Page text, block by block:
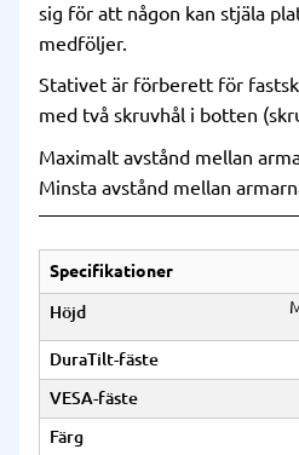
sig för att någon kan stjäla
medföljer.
Stativet är förberett för
med två skruvhål i botten
Maximalt avstånd mellan
Minsta avstånd mellan
Specifikationer
Höjd
DuraTilt-fäste
VESA-fäste
Färg